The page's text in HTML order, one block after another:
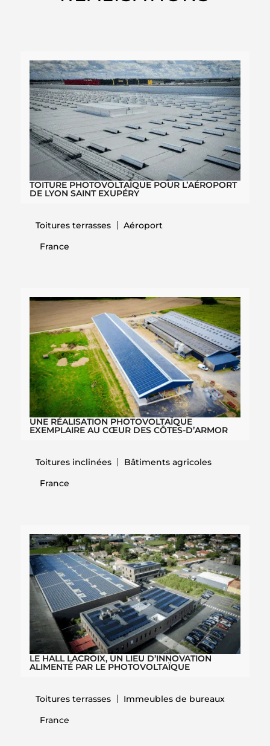
TOITURE PHOTOVOLTAÏQUE POUR L’AÉROPORT
DE LYON SAINT EXUPÉRY
Toitures terrasses
Aéroport
France
UNE RÉALISATION PHOTOVOLTAÏQUE
EXEMPLAIRE AU CŒUR DES CÔTES-D’ARMOR
Toitures inclinées
Bâtiments agricoles
France
LE HALL LACROIX, UN LIEU D’INNOVATION
ALIMENTÉ PAR LE PHOTOVOLTAÏQUE
Toitures terrasses
Immeubles de bureaux
France